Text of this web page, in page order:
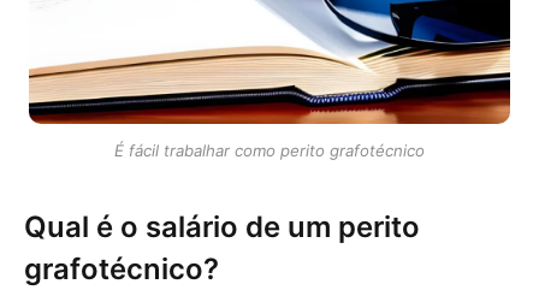
É fácil trabalhar como perito grafotécnico
Qual é o salário de um perito
grafotécnico?